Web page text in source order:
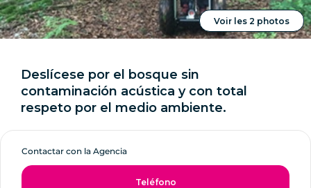
Voir les 2 photos
Deslícese por el bosque sin
contaminación acústica y con total
respeto por el medio ambiente.
Contactar con la Agencia
Teléfono